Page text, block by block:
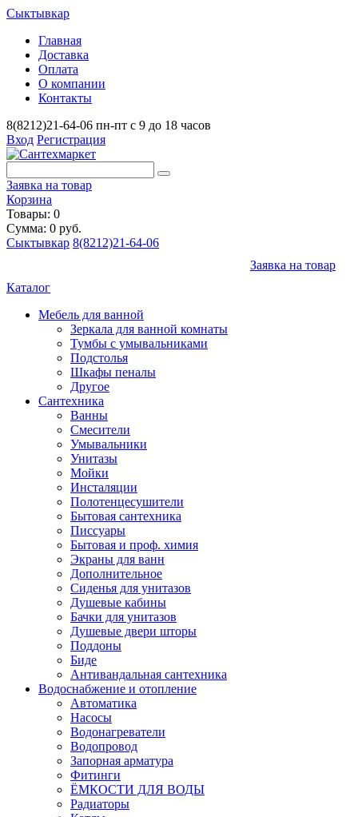
Сыктывкар
Главная
Доставка
Оплата
О компании
Контакты
8(8212)21-64-06 пн-пт с 9 до 18 часов
Вход Регистрация
Заявка на товар
Корзина
Товары: 0
Сумма: 0 руб.
Сыктывкар 8(8212)21-64-06
Заявка на товар
Каталог
Мебель для ванной
Зеркала для ванной комнаты
Тумбы с умывальниками
Подстолья
Шкафы пеналы
Другое
Сантехника
Ванны
Смесители
Умывальники
Унитазы
Мойки
Инсталяции
Полотенцесушители
Бытовая сантехника
Писсуары
Бытовая и проф. химия
Экраны для ванн
Дополнительное
Сиденья для унитазов
Душевые кабины
Бачки для унитазов
Душевые двери шторы
Поддоны
Биде
Антивандальная сантехника
Водоснабжение и отопление
Автоматика
Насосы
Водонагреватели
Водопровод
Запорная арматура
Фитинги
ЁМКОСТИ ДЛЯ ВОДЫ
Радиаторы